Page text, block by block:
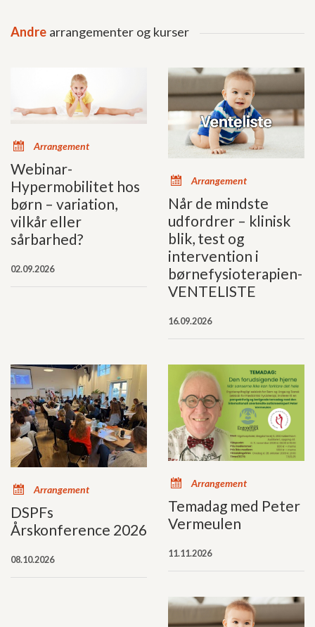
Andre arrangementer og kurser
x Arrangement
Webinar-
Hypermobilitet hos
børn – variation,
vilkår eller
sårbarhed?
02.09.2026
x Arrangement
Når de mindste
udfordrer – klinisk
blik, test og
intervention i
børnefysioterapien-
VENTELISTE
16.09.2026
x Arrangement
DSPFs
Årskonference 2026
08.10.2026
x Arrangement
Temadag med Peter
Vermeulen
11.11.2026